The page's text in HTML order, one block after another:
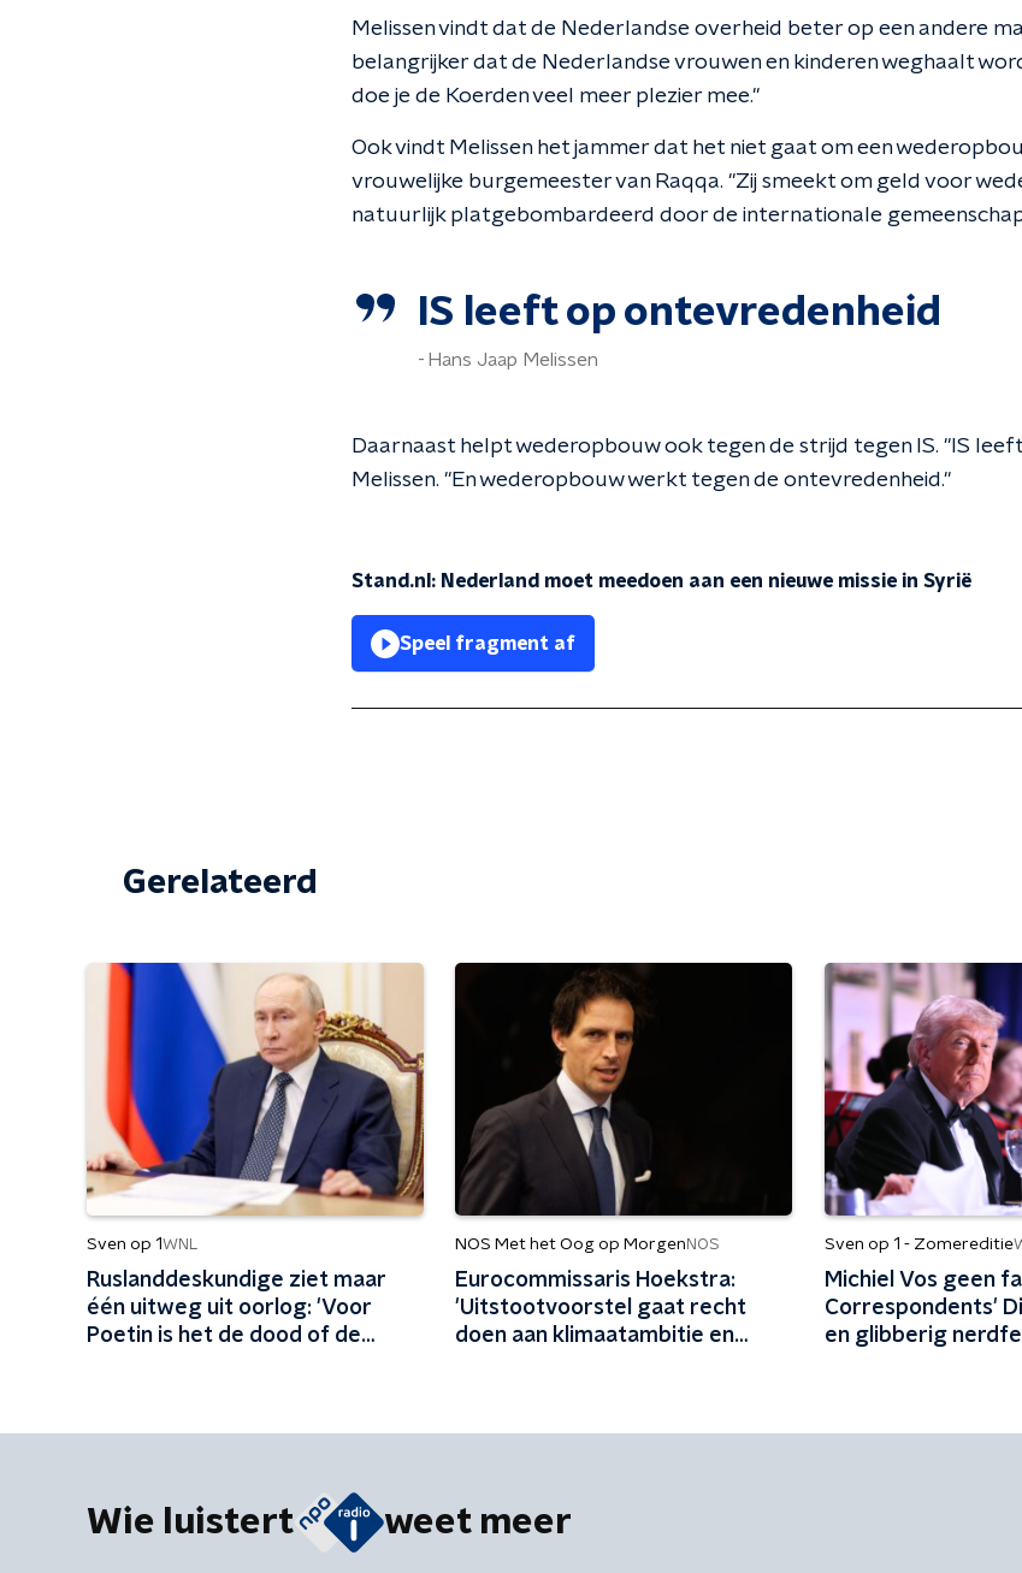
Melissen vindt dat de Nederlandse overheid beter op een andere
belangrijker dat de Nederlandse vrouwen en kinderen weghaalt
doe je de Koerden veel meer plezier mee."
Ook vindt Melissen het jammer dat het niet gaat om een
vrouwelijke burgemeester van Raqqa. "Zij smeekt om geld voor
natuurlijk platgebombardeerd door de internationale
IS leeft op ontevredenheid
Hans Jaap Melissen
Daarnaast helpt wederopbouw ook tegen de strijd tegen IS. "IS
Melissen. "En wederopbouw werkt tegen de ontevredenheid."
Stand.nl: Nederland moet meedoen aan een nieuwe missie in Syrië
Speel fragment af
Gerelateerd
Sven op 1WNL
Ruslanddeskundige ziet maar
één uitweg uit oorlog: 'Voor
Poetin is het de dood of de
NOS Met het Oog op Morgen NOS
Eurocommissaris Hoekstra:
'Uitstootvoorstel gaat recht
doen aan klimaatambitie en
Sven op 1 - Zomereditie
Michiel Vos geen
Correspondents'
en glibberig
Wie luistert weet meer